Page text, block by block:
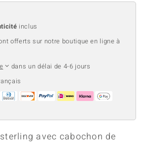
inclus
offerts sur notre boutique en ligne à
dans un délai de 4-6 jours
avec cabochon de